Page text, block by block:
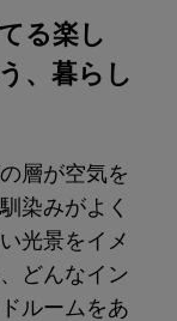
る楽し
、暮らし
層が空気を
染みがよく
光景をイメ
どんなイン
ルームをあ